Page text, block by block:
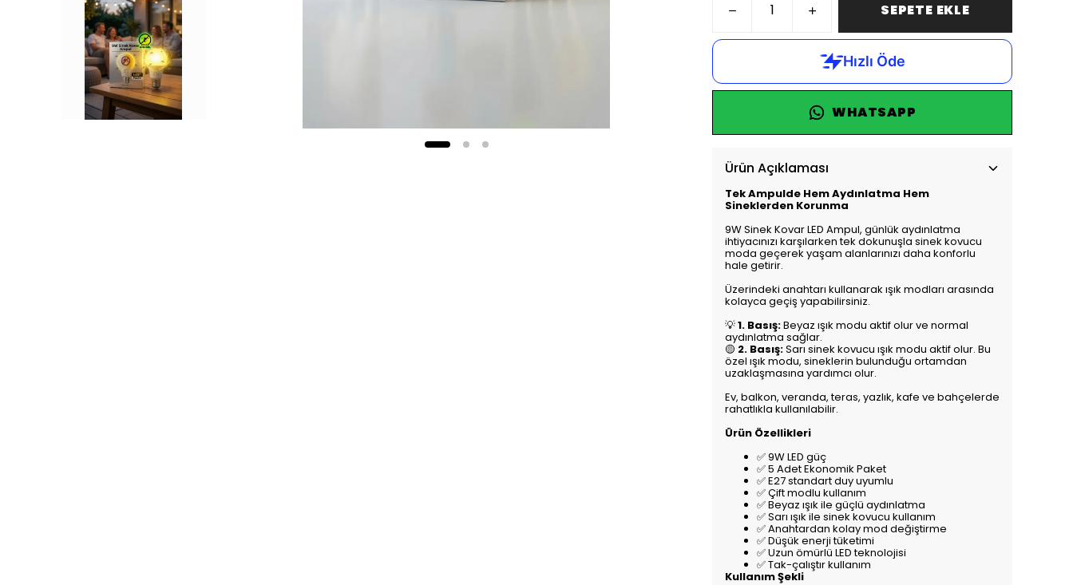
SEPETE EKLE
WHATSAPP
Ürün Açıklaması
Tek Ampulde Hem Aydınlatma Hem
Sineklerden Korunma
9W Sinek Kovar LED Ampul, günlük aydınlatma
ihtiyacınızı karşılarken tek dokunuşla sinek kovucu
moda geçerek yaşam alanlarınızı daha konforlu
hale getirir.
Üzerindeki anahtarı kullanarak ışık modları arasında
kolayca geçiş yapabilirsiniz.
💡1. Basış:Beyaz ışık modu aktif olur ve normal
aydınlatma sağlar.
🟡 2. Basış:Sarı sinek kovucu ışık modu aktif olur. Bu
özel ışık modu, sineklerin bulunduğu ortamdan
uzaklaşmasına yardımcı olur.
Ev, balkon, veranda, teras, yazlık, kafe ve bahçelerde
rahatlıkla kullanılabilir.
Ürün Özellikleri
✅ 9W LED güç
✅ 5 Adet Ekonomik Paket
✅ E27 standart duy uyumlu
✅ Çift modlu kullanım
✅ Beyaz ışık ile güçlü aydınlatma
✅ Sarı ışık ile sinek kovucu kullanım
✅ Anahtardan kolay mod değiştirme
✅ Düşük enerji tüketimi
✅ Uzun ömürlü LED teknolojisi
✅ Tak-çalıştır kullanım
Kullanım Şekli